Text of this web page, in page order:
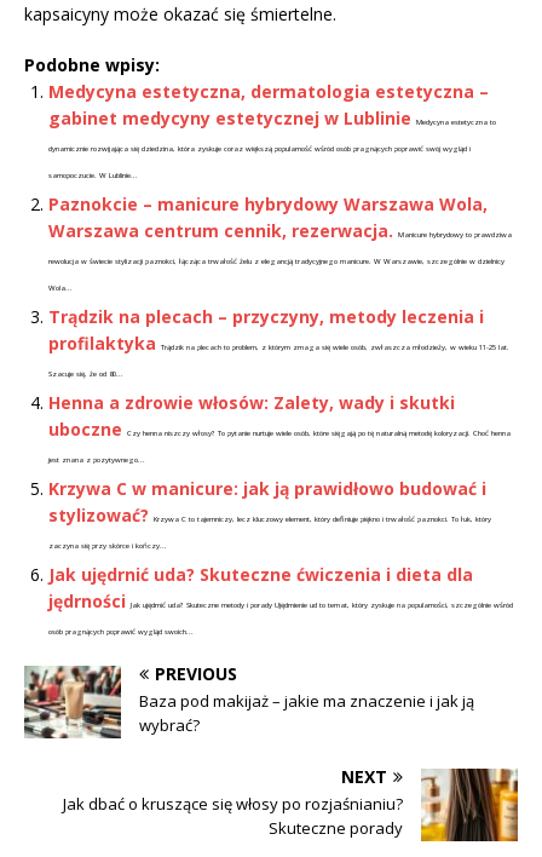
kapsaicyny może okazać się śmiertelne.
Podobne wpisy:
Medycyna estetyczna, dermatologia estetyczna –
gabinet medycyny estetycznej w Lublinie
Medycyna estetyczna to
dynamicznie rozwijająca się dziedzina, która zyskuje coraz większą popularność wśród osób pragnących poprawić swój wygląd i
samopoczucie. W Lublinie...
Paznokcie – manicure hybrydowy Warszawa Wola,
Warszawa centrum cennik, rezerwacja.
Manicure hybrydowy to prawdziwa
rewolucja w świecie stylizacji paznokci, łącząca trwałość żelu z elegancją tradycyjnego manicure. W Warszawie, szczególnie w dzielnicy
Wola...
Trądzik na plecach – przyczyny, metody leczenia i
profilaktyka
Trądzik na plecach to problem, z którym zmaga się wiele osób, zwłaszcza młodzieży, w wieku 11-25 lat.
Szacuje się, że od 80...
Henna a zdrowie włosów: Zalety, wady i skutki
uboczne
Czy henna niszczy włosy? To pytanie nurtuje wiele osób, które sięgają po tę naturalną metodę koloryzacji. Choć henna
jest znana z pozytywnego...
Krzywa C w manicure: jak ją prawidłowo budować i
stylizować?
Krzywa C to tajemniczy, lecz kluczowy element, który definiuje piękno i trwałość paznokci. To łuk, który
zaczyna się przy skórce i kończy...
Jak ujędrnić uda? Skuteczne ćwiczenia i dieta dla
jędrności
Jak ujędrnić uda? Skuteczne metody i porady Ujędrnienie ud to temat, który zyskuje na popularności, szczególnie wśród
osób pragnących poprawić wygląd swoich...
PREVIOUS
Baza pod makijaż – jakie ma znaczenie i jak ją
wybrać?
NEXT
Jak dbać o kruszące się włosy po rozjaśnianiu?
Skuteczne porady